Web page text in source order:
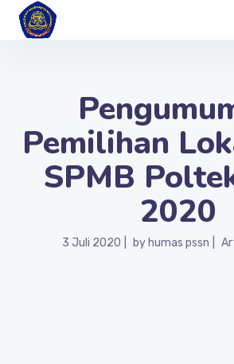
Pemilihan
SPMB
2020
3 Juli 2020 by humas pssn